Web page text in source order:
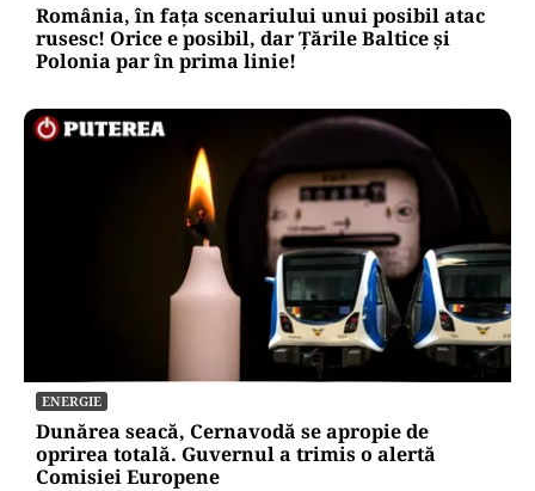
România, în fața scenariului unui posibil atac
rusesc! Orice e posibil, dar Țările Baltice și
Polonia par în prima linie!
ENERGIE
Dunărea seacă, Cernavodă se apropie de
oprirea totală. Guvernul a trimis o alertă
Comisiei Europene